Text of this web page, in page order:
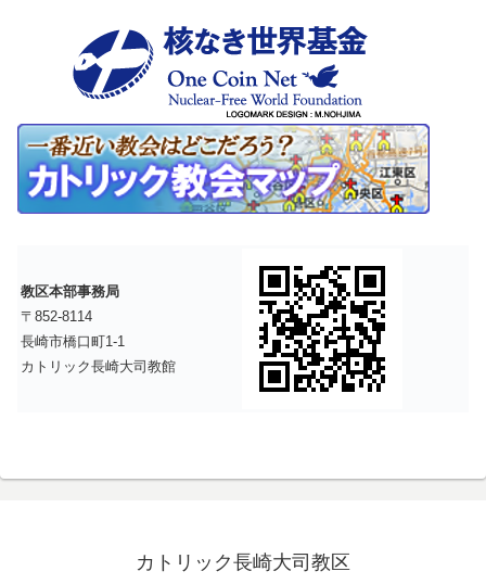
教区本部事務局
〒852-8114
長崎市橋口町1-1
カトリック長崎大司教館
カトリック長崎大司教区